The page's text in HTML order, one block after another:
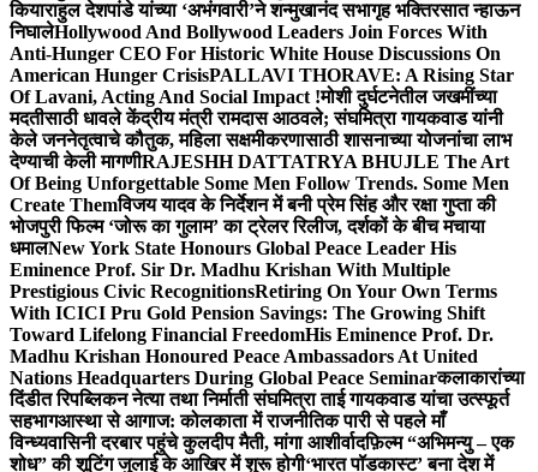
कियाराहुल देशपांडे यांच्या ‘अभंगवारी’ने शन्मुखानंद सभागृह भक्तिरसात न्हाऊन
निघालेHollywood And Bollywood Leaders Join Forces With
Anti-Hunger CEO For Historic White House Discussions On
American Hunger CrisisPALLAVI THORAVE: A Rising Star
Of Lavani, Acting And Social Impact !मोशी दुर्घटनेतील जखमींच्या
मदतीसाठी धावले केंद्रीय मंत्री रामदास आठवले; संघमित्रा गायकवाड यांनी
केले जननेतृत्वाचे कौतुक, महिला सक्षमीकरणासाठी शासनाच्या योजनांचा लाभ
देण्याची केली मागणीRAJESHH DATTATRYA BHUJLE The Art
Of Being Unforgettable Some Men Follow Trends. Some Men
Create Themविजय यादव के निर्देशन में बनी प्रेम सिंह और रक्षा गुप्ता की
भोजपुरी फिल्म ‘जोरू का गुलाम’ का ट्रेलर रिलीज, दर्शकों के बीच मचाया
धमालNew York State Honours Global Peace Leader His
Eminence Prof. Sir Dr. Madhu Krishan With Multiple
Prestigious Civic RecognitionsRetiring On Your Own Terms
With ICICI Pru Gold Pension Savings: The Growing Shift
Toward Lifelong Financial FreedomHis Eminence Prof. Dr.
Madhu Krishan Honoured Peace Ambassadors At United
Nations Headquarters During Global Peace Seminarकलाकारांच्या
दिंडीत रिपब्लिकन नेत्या तथा निर्माती संघमित्रा ताई गायकवाड यांचा उत्स्फूर्त
सहभागआस्था से आगाज: कोलकाता में राजनीतिक पारी से पहले माँ
विन्ध्यवासिनी दरबार पहुंचे कुलदीप मैती, मांगा आशीर्वादफ़िल्म “अभिमन्यु – एक
शोध” की शूटिंग जुलाई के आखिर में शुरू होगी‘भारत पॉडकास्ट’ बना देश में